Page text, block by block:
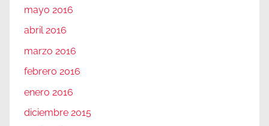
mayo 2016
abril 2016
marzo 2016
febrero 2016
enero 2016
diciembre 2015